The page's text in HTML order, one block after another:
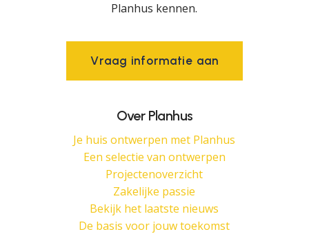
Planhus kennen.
Vraag informatie aan
Over Planhus
Je huis ontwerpen met Planhus
Een selectie van ontwerpen
Projectenoverzicht
Zakelijke passie
Bekijk het laatste nieuws
De basis voor jouw toekomst